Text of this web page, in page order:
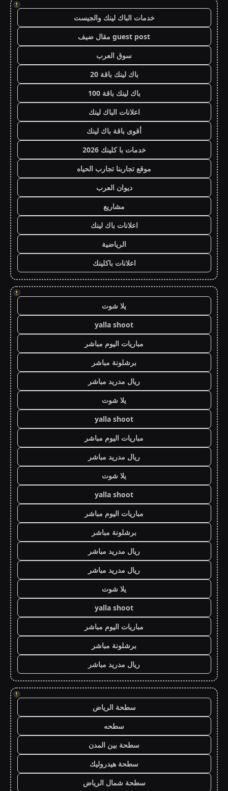
!
خدمات الباك لينك والجيست
guest post مقال ضيف
سوق العرب
باك لينك باقة 20
باك لينك باقة 100
اعلانات الباك لينك
أقوى باقة باك لينك
خدمات با كلينك 2026
موقع تجاربنا تجارب الحياه
ديوان العرب
مشاريع
اعلانات باك لينك
الرياضية
اعلانات باكلينك
!
يلا شوت
yalla shoot
مباريات اليوم مباشر
برشلونة مباشر
ريال مدريد مباشر
يلا شوت
yalla shoot
مباريات اليوم مباشر
ريال مدريد مباشر
يلا شوت
yalla shoot
مباريات اليوم مباشر
برشلونة مباشر
ريال مدريد مباشر
ريال مدريد مباشر
يلا شوت
yalla shoot
مباريات اليوم مباشر
برشلونة مباشر
ريال مدريد مباشر
!
سطحة الرياض
سطحه
سطحة بين المدن
سطحة هيدروليك
سطحة شمال الرياض